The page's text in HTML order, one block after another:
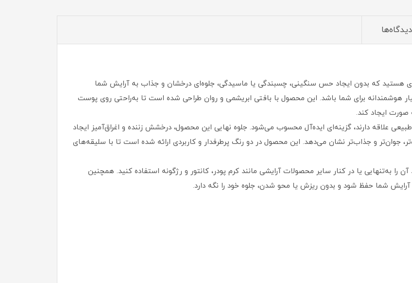
دیدگاه‌ها
هستید که بدون ایجاد حس سنگینی، چسبندگی یا ماسیدگی، جلوه‌ای درخشان و جذاب به آرایش شما
هوشمندانه برای شما باشد. این محصول با بافتی ابریشمی و روان طراحی شده است تا به‌راحتی روی پوست
ایجاد کند.
طبیعی علاقه دارند، گزینه‌ای ایده‌آل محسوب می‌شود. جلوه نهایی این محصول، درخشش زننده و اغراق‌آمیز ایجاد
جوان‌تر و جذاب‌تر نشان می‌دهد. این محصول در دو رنگ پرطرفدار و کاربردی ارائه شده است تا با سلیقه‌های
را به‌تنهایی یا در کنار سایر محصولات آرایشی مانند کرم پودر، کانتور و رژگونه استفاده کنید. همچنین
آرایش شما حفظ شود و بدون ریزش یا محو شدن، جلوه خود را نگه دارد.